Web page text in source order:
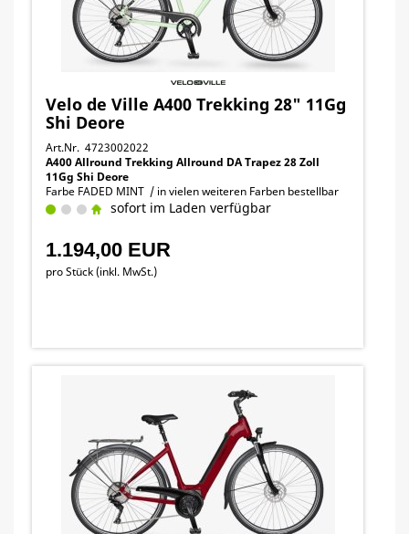
Velo de Ville A400 Trekking 28" 11Gg
Shi Deore
Art.Nr. 4723002022
A400 Allround Trekking Allround DA Trapez 28 Zoll
11Gg Shi Deore
Farbe FADED MINT / in vielen weiteren Farben bestellbar
sofort im Laden verfügbar
1.194,00 EUR
pro Stück (inkl. MwSt.)